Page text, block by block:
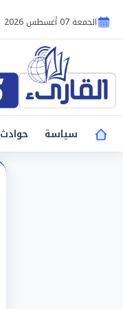
الجمعة 07 أغسطس 2026
سياسة
حوادث